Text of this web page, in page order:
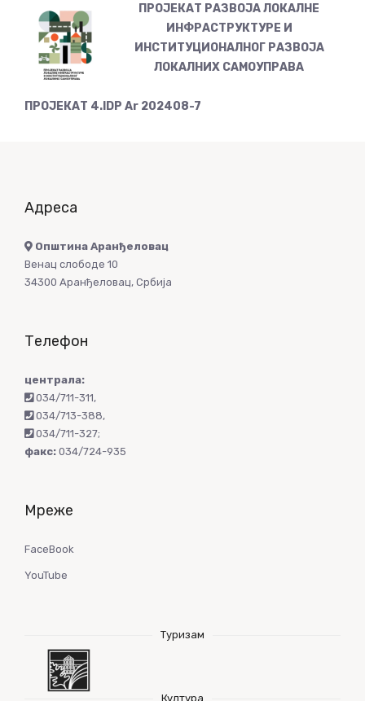
ПРОЈЕКАТ РАЗВОЈА ЛОКАЛНЕ
ИНФРАСТРУКТУРЕ И
ИНСТИТУЦИОНАЛНОГ РАЗВОЈА
ЛОКАЛНИХ САМОУПРАВА
ПРОЈЕКАТ 4.IDP Ar 202408-7
Адреса
Општина Аранђеловац
Венац слободе 10
34300 Аранђеловац, Србија
Телефон
централа:
034/711-311,
034/713-388,
034/711-327;
факс: 034/724-935
Мреже
FaceBook
YouTube
Туризам
Култура